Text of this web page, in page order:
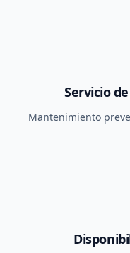
Servicio
Mantenimiento